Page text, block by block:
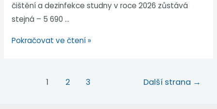
čištění a dezinfekce studny v roce 2026 zůstává
stejná – 5 690 …
Pokračovat ve čtení »
1 2 3 Další strana →